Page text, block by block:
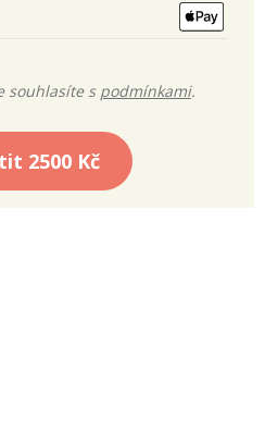
souhlasíte s podmínkami.
2500 Kč